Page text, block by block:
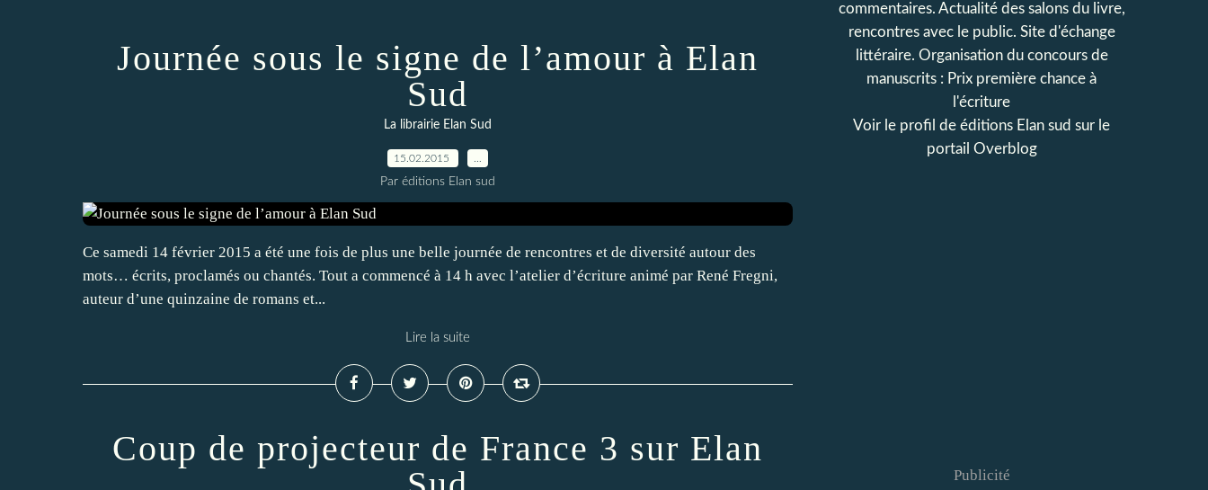
Journée sous le signe de l’amour à Elan
Sud
La librairie Elan Sud
15.02.2015
Par éditions Elan sud
Ce samedi 14 février 2015 a été une fois de plus une belle journée de rencontres et de diversité autour des
mots… écrits, proclamés ou chantés. Tout a commencé à 14 h avec l’atelier d’écriture animé par René Fregni,
auteur d’une quinzaine de romans et...
Lire la suite
Coup de projecteur de France 3 sur Elan
commentaires. Actualité des salons du livre,
rencontres avec le public. Site d'échange
littéraire. Organisation du concours de
manuscrits : Prix première chance à
l'écriture
Voir le profil de éditions Elan sud sur le
portail Overblog
Publicité